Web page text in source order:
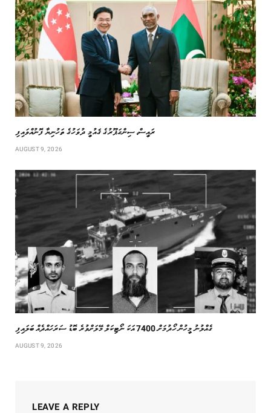
ރައީސް، ސިންގަޕޫރުގެ ޤައުމީ ދުވަހުގެ ތަހުނިޔާ ފޮނުއްވައިފި
AUGUST 9, 2026
ގެއްލުނު މީހުން ހޯދުމަށް 7400 އަކަ ނޯޓިކަލް މޭލަށްވުރެ ބޮޑު ސަރަހައްދެއް ބަލައިފި
AUGUST 9, 2026
LEAVE A REPLY